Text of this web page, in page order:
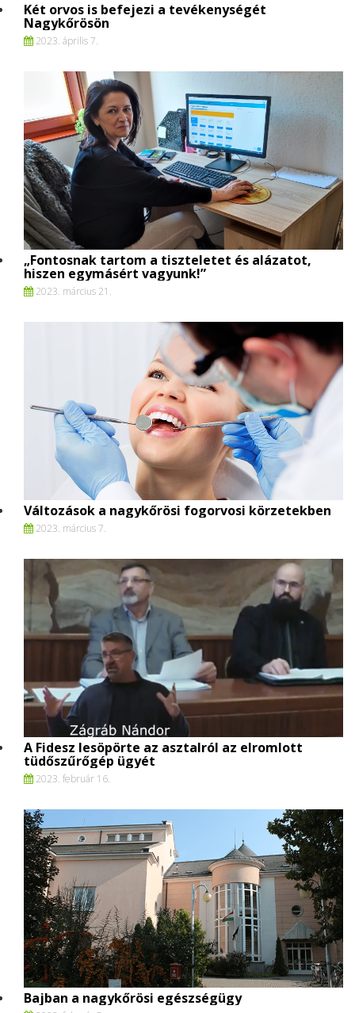
Két orvos is befejezi a tevékenységét
Nagykőrösön
2023. április 7.
„Fontosnak tartom a tiszteletet és alázatot,
hiszen egymásért vagyunk!”
2023. március 21.
Változások a nagykőrösi fogorvosi körzetekben
2023. március 7.
A Fidesz lesöpörte az asztalról az elromlott
tüdőszűrőgép ügyét
2023. február 16.
Bajban a nagykőrösi egészségügy